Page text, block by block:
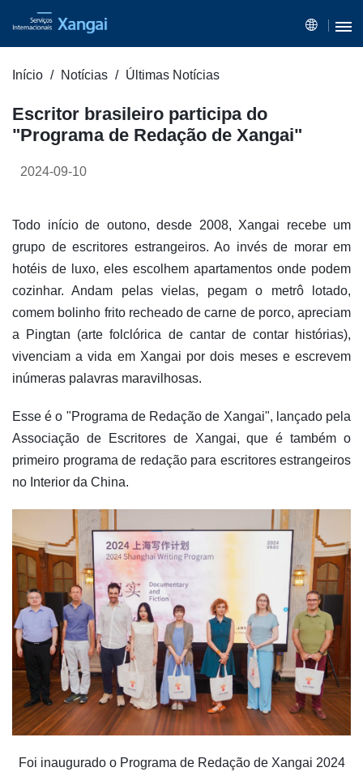
Início Notícias Últimas Notícias
Escritor brasileiro participa do
"Programa de Redação de Xangai"
2024-09-10
Todo início de outono, desde 2008, Xangai recebe um
grupo de escritores estrangeiros. Ao invés de morar em
hotéis de luxo, eles escolhem apartamentos onde podem
cozinhar. Andam pelas vielas, pegam o metrô lotado,
comem bolinho frito recheado de carne de porco, apreciam
a Pingtan (arte folclórica de cantar de contar histórias),
vivenciam a vida em Xangai por dois meses e escrevem
inúmeras palavras maravilhosas.
Esse é o "Programa de Redação de Xangai", lançado pela
Associação de Escritores de Xangai, que é também o
primeiro programa de redação para escritores estrangeiros
no Interior da China.
Foi inaugurado o Programa de Redação de Xangai 2024